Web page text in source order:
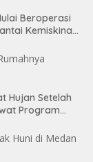
Beroperasi
Kemiskinan
Hujan Setelah
Program